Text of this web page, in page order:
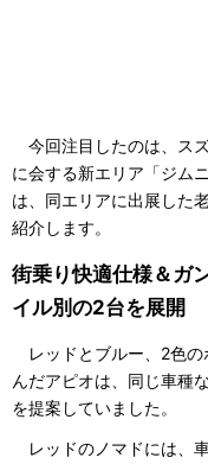
今回注目したのは、ス
に会する新エリア「ジム
は、同エリアに出展した
紹介します。
街乗り快適仕様＆ガ
イル別の2台を展開
レッドとブルー、2色の
んだアピオは、同じ車種
を提案していました。
レッドのノマドには、